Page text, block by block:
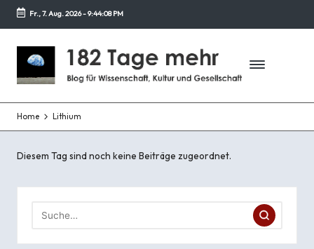
Zurück
zum
Fr., 7. Aug. 2026-9:44:08 PM
1
8
2
T
a
g
Blog
Wissenschaft,
Kultur
und
Gesellschaft
Home Lithium
Diesem Tag sind noch keine Beiträge zugeordnet.